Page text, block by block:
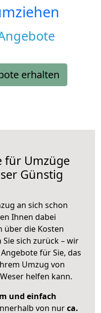
erhalten
für Umzüge
Günstig
an sich schon
Ihnen dabei
über die Kosten
sich zurück – wir
für Sie, das
Umzug von
helfen kann.
und einfach
von nurca.